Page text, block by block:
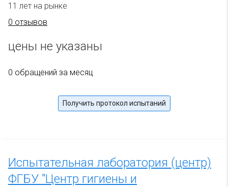
11 лет на рынке
0 отзывов
цены не указаны
0 обращений за месяц
Получить протокол испытаний
Испытательная лаборатория (центр)
ФГБУ "Центр гигиены и